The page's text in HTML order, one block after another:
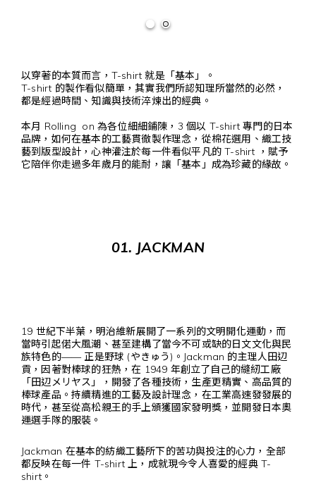
以穿著的本質而言，T-shirt 就是「基本」。
T-shirt 的製作看似簡單，其實我們所認知理所當然的必然，
都是經過時間、知識與技術淬煉出的經典。
本月 Rolling on 為各位細細鋪陳，3 個以 T-shirt 專門的日本
品牌，如何在基本的工藝貫徹製作理念，從棉花選用、織工技
藝到版型設計，心神灌注於每一件看似平凡的 T-shirt ，賦予
它陪伴你走過多年歲月的能耐，讓「基本」成為珍藏的緣故。
01. JACKMAN
19 世紀下半葉，明治維新展開了一系列的文明開化運動，而
當時引起偌大風潮、甚至建構了當今不可或缺的日文文化與民
族特色的—— 正是野球 (やきゅう)。Jackman 的主理人田辺
貢，因著對棒球的狂熱，在 1949 年創立了自己的縫紉工廠
「田辺メリヤス」，開發了各種技術，生產更精實、高品質的
棒球產品。持續精進的工藝及設計理念，在工業高速發發展的
時代，甚至從高松親王的手上頒獲國家發明獎，並開發日本奧
運選手隊的服裝。
Jackman 在基本的紡織工藝所下的苦功與投注的心力，全部
都反映在每一件 T-shirt 上，成就現今令人喜愛的經典 T-
shirt。